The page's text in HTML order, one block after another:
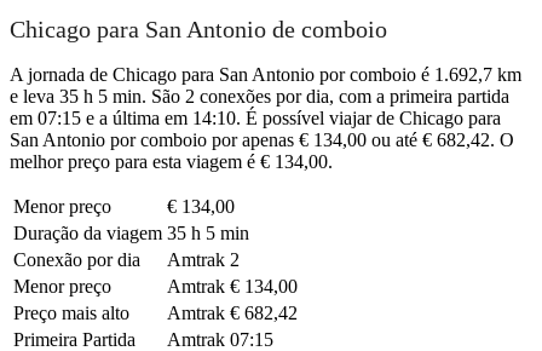
Chicago para San Antonio de comboio
A jornada de Chicago para San Antonio por comboio é 1.692,7 km
e leva 35 h 5 min. São 2 conexões por dia, com a primeira partida
em 07:15 e a última em 14:10. É possível viajar de Chicago para
San Antonio por comboio por apenas € 134,00 ou até € 682,42. O
melhor preço para esta viagem é € 134,00.
Menor preço
€ 134,00
Duração da viagem 35 h 5 min
Conexão por dia
Amtrak 2
Menor preço
Amtrak € 134,00
Preço mais alto
Amtrak € 682,42
Primeira Partida
Amtrak 07:15